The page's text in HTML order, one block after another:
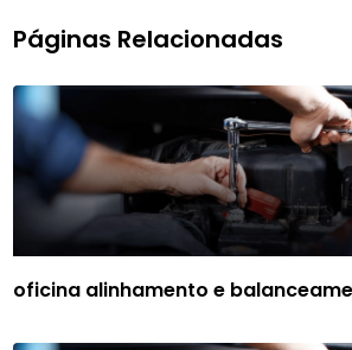
Páginas Relacionadas
oficina alinhamento e